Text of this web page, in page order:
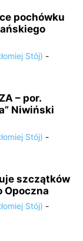
pochówku
Stój) -
– por.
Niwiński
Stój) -
szczątków
Opoczna
Stój) -